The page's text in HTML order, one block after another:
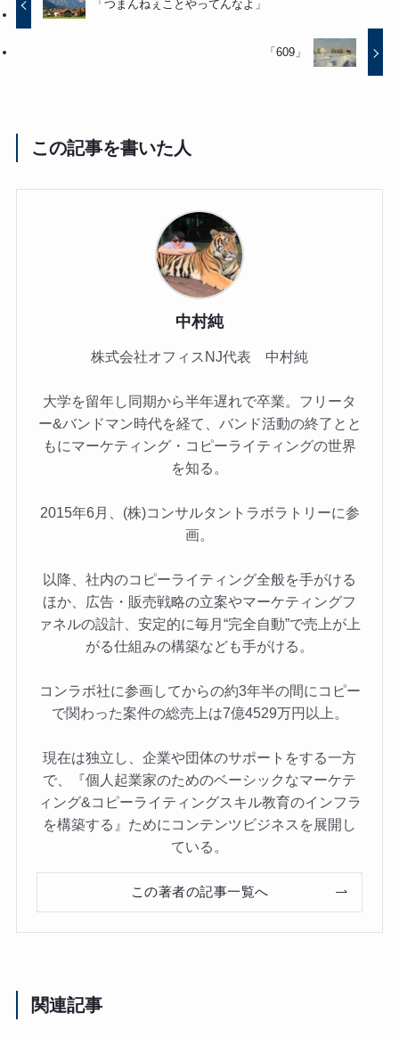
「つまんねぇことやってんなよ」
「609」
この記事を書いた人
中村純
株式会社オフィスNJ代表 中村純
大学を留年し同期から半年遅れで卒業。フリータ
ー&バンドマン時代を経て、バンド活動の終了とと
もにマーケティング・コピーライティングの世界
を知る。
2015年6月、(株)コンサルタントラボラトリーに参
画。
以降、社内のコピーライティング全般を手がける
ほか、広告・販売戦略の立案やマーケティングフ
ァネルの設計、安定的に毎月“完全自動”で売上が上
がる仕組みの構築なども手がける。
コンラボ社に参画してからの約3年半の間にコピー
で関わった案件の総売上は7億4529万円以上。
現在は独立し、企業や団体のサポートをする一方
で、『個人起業家のためのベーシックなマーケテ
ィング&コピーライティングスキル教育のインフラ
を構築する』ためにコンテンツビジネスを展開し
ている。
この著者の記事一覧へ
関連記事